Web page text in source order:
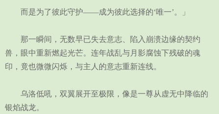
而是为了彼此守护——成为彼此选择的‘唯一’。」
那一瞬间，无数早已失去意志、陷入崩溃边缘的契约
兽，眼中重新燃起光芒。连年战乱与月影腐蚀下残破的魂
印，竟也微微闪烁，与主人的意志重新连线。
乌洛低吼，双翼展开至极限，像是一尊从虚无中降临的
银焰战龙。